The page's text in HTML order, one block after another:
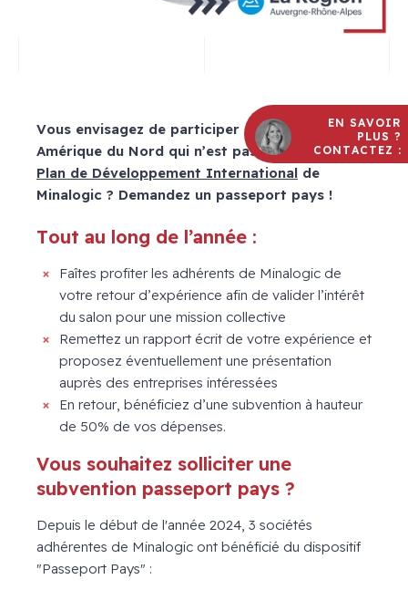
Vous envisagez de participer à un salon en
Amérique du Nord qui n’est pas couvert par le
Plan de Développement International de
Minalogic ? Demandez un passeport pays !
Tout au long de l’année :
Faîtes profiter les adhérents de Minalogic de
votre retour d’expérience afin de valider l’intérêt
du salon pour une mission collective
Remettez un rapport écrit de votre expérience et
proposez éventuellement une présentation
auprès des entreprises intéressées
En retour, bénéficiez d’une subvention à hauteur
de 50% de vos dépenses.
Vous souhaitez solliciter une
subvention passeport pays ?
Depuis le début de l'année 2024, 3 sociétés
adhérentes de Minalogic ont bénéficié du dispositif
"Passeport Pays" :
EN SAVOIR
PLUS ?
CONTACTEZ :